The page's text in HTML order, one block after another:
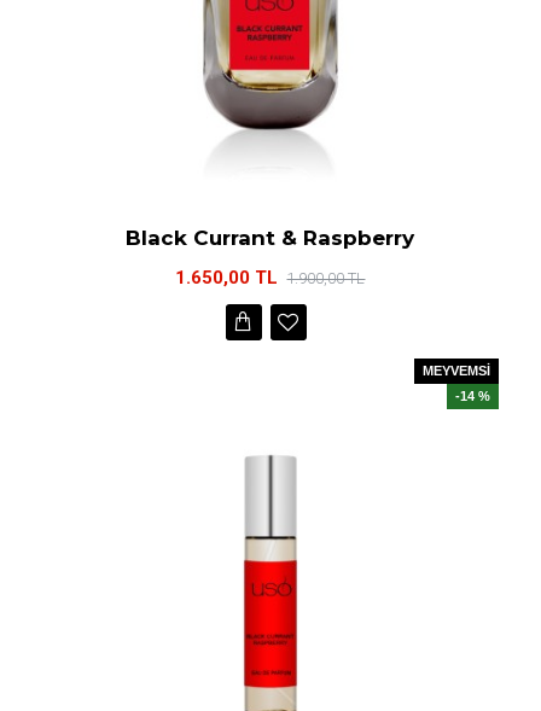
Black Currant & Raspberry
1.650,00 TL 1.900,00 TL
MEYVEMSİ
-14 %